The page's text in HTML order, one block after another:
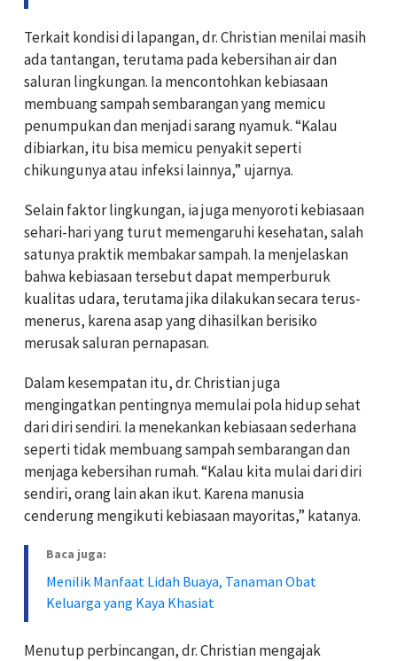
Terkait kondisi di lapangan, dr. Christian menilai masih
ada tantangan, terutama pada kebersihan air dan
saluran lingkungan. Ia mencontohkan kebiasaan
membuang sampah sembarangan yang memicu
penumpukan dan menjadi sarang nyamuk. “Kalau
dibiarkan, itu bisa memicu penyakit seperti
chikungunya atau infeksi lainnya,” ujarnya.
Selain faktor lingkungan, ia juga menyoroti kebiasaan
sehari-hari yang turut memengaruhi kesehatan, salah
satunya praktik membakar sampah. Ia menjelaskan
bahwa kebiasaan tersebut dapat memperburuk
kualitas udara, terutama jika dilakukan secara terus-
menerus, karena asap yang dihasilkan berisiko
merusak saluran pernapasan.
Dalam kesempatan itu, dr. Christian juga
mengingatkan pentingnya memulai pola hidup sehat
dari diri sendiri. Ia menekankan kebiasaan sederhana
seperti tidak membuang sampah sembarangan dan
menjaga kebersihan rumah. “Kalau kita mulai dari diri
sendiri, orang lain akan ikut. Karena manusia
cenderung mengikuti kebiasaan mayoritas,” katanya.
Baca juga:
Menilik Manfaat Lidah Buaya, Tanaman Obat
Keluarga yang Kaya Khasiat
Menutup perbincangan, dr. Christian mengajak